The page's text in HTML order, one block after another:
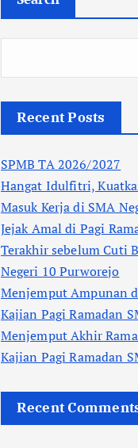
Recent Posts
SPMB TA 2026/2027
Hangat Idulfitri,
Masuk Kerja di SMA
Jejak Amal di Pagi
Terakhir sebelum Cuti
Negeri 10 Purworejo
Menjemput Ampunan
Kajian Pagi Ramadan
Menjemput Akhir
Kajian Pagi Ramadan
Recent